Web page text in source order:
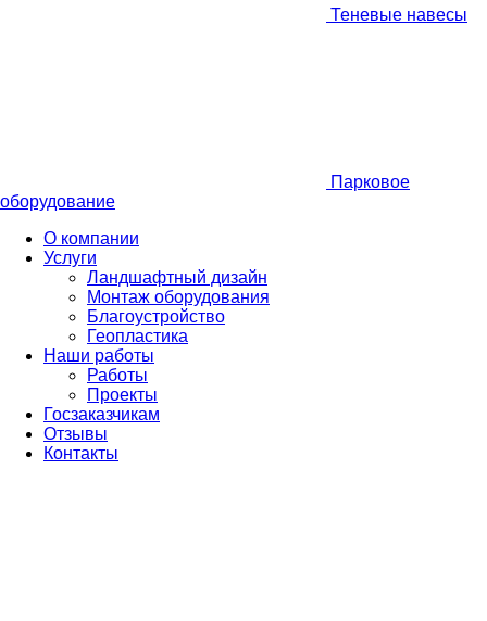
Теневые навесы
Парковое
оборудование
О компании
Услуги
Ландшафтный дизайн
Монтаж оборудования
Благоустройство
Геопластика
Наши работы
Работы
Проекты
Госзаказчикам
Отзывы
Контакты